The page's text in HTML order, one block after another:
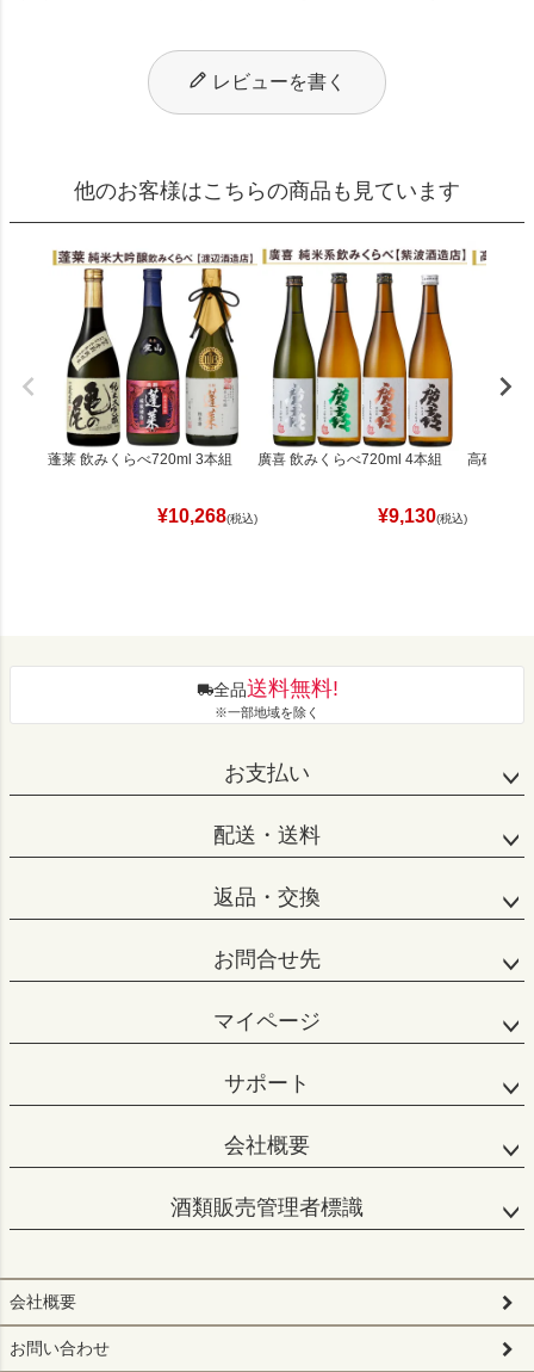
レビューを書く
他のお客様はこちらの商品も見ています
蓬莱 飲みくらべ720ml 3本組
¥10,268(税込)
廣喜 飲みくらべ720ml 4本組
¥9,130(税込)
高砂 飲み
全品送料無料!
※一部地域を除く
お支払い
配送・送料
返品・交換
お問合せ先
マイページ
サポート
会社概要
酒類販売管理者標識
会社概要
お問い合わせ